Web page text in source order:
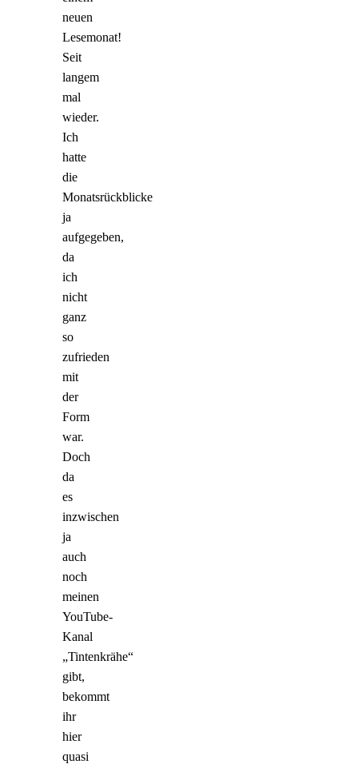
neuen
Lesemonat!
Seit
langem
mal
wieder.
Ich
hatte
die
Monatsrückblicke
ja
aufgegeben,
da
ich
nicht
ganz
so
zufrieden
mit
der
Form
war.
Doch
da
es
inzwischen
ja
auch
noch
meinen
YouTube-
Kanal
„Tintenkrähe“
gibt,
bekommt
ihr
hier
quasi